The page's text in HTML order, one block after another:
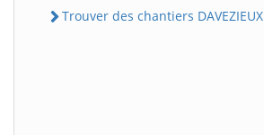
Trouver des chantiers DAVEZIEUX